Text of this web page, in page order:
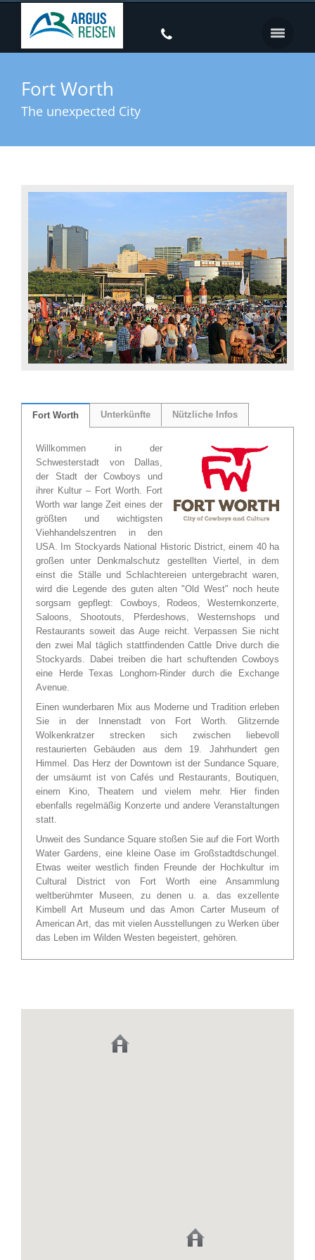
Fort Worth
The unexpected City
Fort Worth Unterkünfte Nützliche Infos
Willkommen in der
Schwesterstadt von Dallas,
der Stadt der Cowboys und
ihrer Kultur – Fort Worth. Fort
Worth war lange Zeit eines der
größten und wichtigsten
Viehhandelszentren in den
USA. Im Stockyards National Historic District, einem 40 ha
großen unter Denkmalschutz gestellten Viertel, in dem
einst die Ställe und Schlachtereien untergebracht waren,
wird die Legende des guten alten "Old West" noch heute
sorgsam gepflegt: Cowboys, Rodeos, Westernkonzerte,
Saloons, Shootouts, Pferdeshows, Westernshops und
Restaurants soweit das Auge reicht. Verpassen Sie nicht
den zwei Mal täglich stattfindenden Cattle Drive durch die
Stockyards. Dabei treiben die hart schuftenden Cowboys
eine Herde Texas Longhorn-Rinder durch die Exchange
Avenue.
Einen wunderbaren Mix aus Moderne und Tradition erleben
Sie in der Innenstadt von Fort Worth. Glitzernde
Wolkenkratzer strecken sich zwischen liebevoll
restaurierten Gebäuden aus dem 19. Jahrhundert gen
Himmel. Das Herz der Downtown ist der Sundance Square,
der umsäumt ist von Cafés und Restaurants, Boutiquen,
einem Kino, Theatern und vielem mehr. Hier finden
ebenfalls regelmäßig Konzerte und andere Veranstaltungen
statt.
Unweit des Sundance Square stoßen Sie auf die Fort Worth
Water Gardens, eine kleine Oase im Großstadtdschungel.
Etwas weiter westlich finden Freunde der Hochkultur im
Cultural District von Fort Worth eine Ansammlung
weltberühmter Museen, zu denen u. a. das exzellente
Kimbell Art Museum und das Amon Carter Museum of
American Art, das mit vielen Ausstellungen zu Werken über
das Leben im Wilden Westen begeistert, gehören.